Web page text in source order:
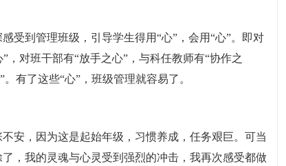
受到管理班级，引导学生得用“心”，会用“心”。即对
，对班干部有“放手之心”，与科任教师有“协作之
有了这些“心”，班级管理就容易了。
安，因为这是起始年级，习惯养成，任务艰巨。可当
，我的灵魂与心灵受到强烈的冲击，我再次感受都做